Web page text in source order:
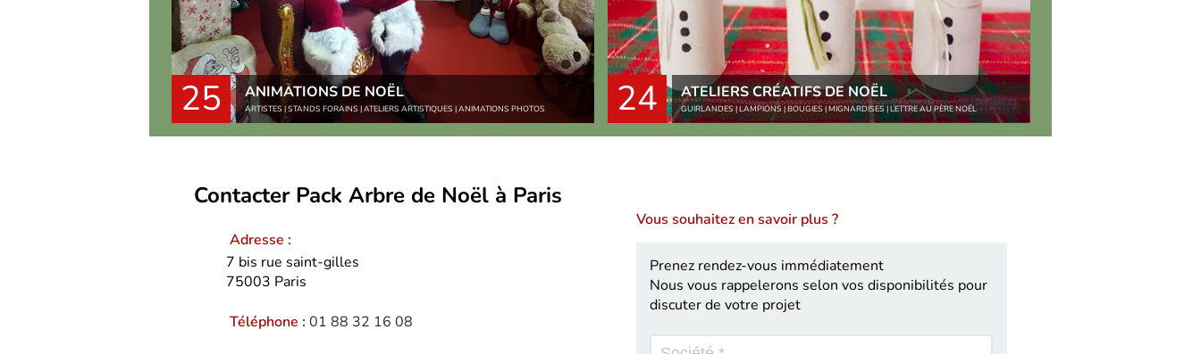
25 ANIMATIONS DE NOËL
ARTISTES | STANDS FORAINS | ATELIERS ARTISTIQUES | ANIMATIONS PHOTOS 24 ATELIERS CRÉATIFS DE NOËL
GUIRLANDES | LAMPIONS | BOUGIES | MIGNARDISES | LETTRE AU PÈRE NOËL
Contacter Pack Arbre de Noël à Paris
Adresse :
7 bis rue saint-gilles
75003 Paris
Téléphone : 01 88 32 16 08
Vous souhaitez en savoir plus ?
Prenez rendez-vous immédiatement
Nous vous rappelerons selon vos disponibilités pour
discuter de votre projet